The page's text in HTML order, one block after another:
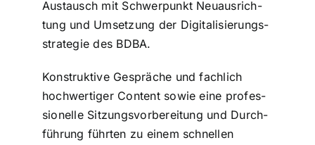
Austausch mit Schwer­punkt Neu­aus­rich­
tung und Umsetzung der Digi­ta­li­sie­rungs­
stra­te­gie des BDBA.
Kon­struk­ti­ve Gespräche und fachlich
hoch­wer­ti­ger Content sowie eine pro­fes­
sio­nel­le Sit­zungs­vor­be­rei­tung und Durch­
füh­rung führten zu einem schnellen